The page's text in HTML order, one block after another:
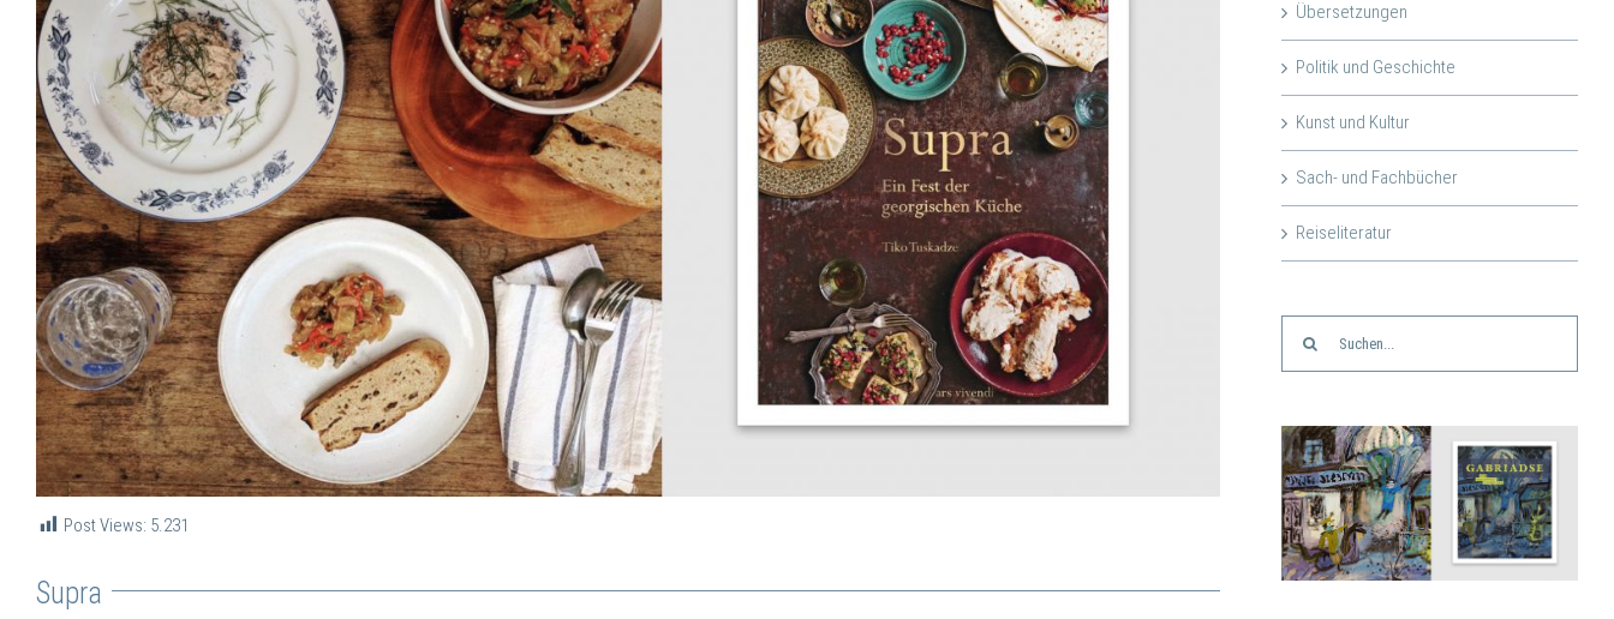
Post Views: 5.231
Supra
Übersetzungen
Politik und Geschichte
Kunst und Kultur
Sach- und Fachbücher
Reiseliteratur
nach: